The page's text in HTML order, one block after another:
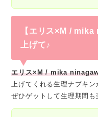
【エリス×M /
上げて♪
エリス×M / mika
上げてくれる生理ナプキ
ぜひゲットして生理期間